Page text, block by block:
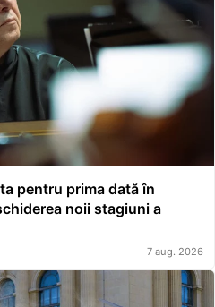
pentru prima dată în
noii stagiuni a
7 aug. 2026